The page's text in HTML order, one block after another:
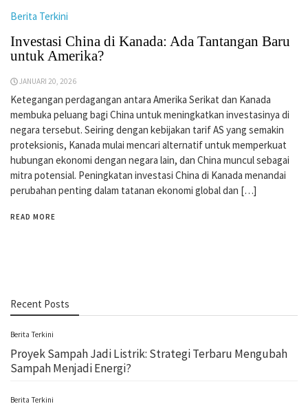
Berita Terkini
Investasi China di Kanada: Ada Tantangan Baru
untuk Amerika?
JANUARI 20, 2026
Ketegangan perdagangan antara Amerika Serikat dan Kanada
membuka peluang bagi China untuk meningkatkan investasinya di
negara tersebut. Seiring dengan kebijakan tarif AS yang semakin
proteksionis, Kanada mulai mencari alternatif untuk memperkuat
hubungan ekonomi dengan negara lain, dan China muncul sebagai
mitra potensial. Peningkatan investasi China di Kanada menandai
perubahan penting dalam tatanan ekonomi global dan […]
READ MORE
Recent Posts
Berita Terkini
Proyek Sampah Jadi Listrik: Strategi Terbaru Mengubah
Sampah Menjadi Energi?
Berita Terkini